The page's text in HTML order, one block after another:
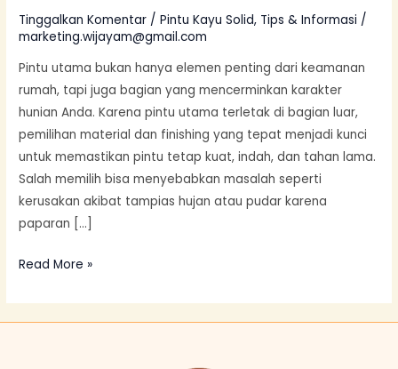
Tinggalkan Komentar /Pintu Kayu Solid, Tips & Informasi /
marketing.wijayam@gmail.com
Pintu utama bukan hanya elemen penting dari keamanan
rumah, tapi juga bagian yang mencerminkan karakter
hunian Anda. Karena pintu utama terletak di bagian luar,
pemilihan material dan finishing yang tepat menjadi kunci
untuk memastikan pintu tetap kuat, indah, dan tahan lama.
Salah memilih bisa menyebabkan masalah seperti
kerusakan akibat tampias hujan atau pudar karena
paparan […]
Read More »